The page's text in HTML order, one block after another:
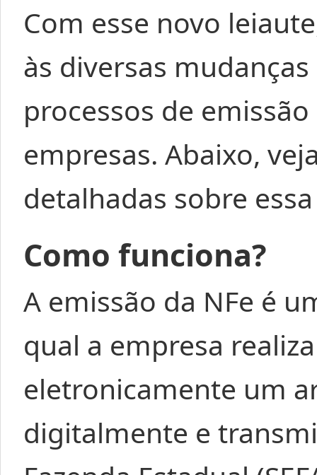
Com esse novo
às diversas
processos de
empresas. Abaixo,
detalhadas sobre
Como funciona?
A emissão da NFe é
qual a empresa
eletronicamente um
digitalmente e